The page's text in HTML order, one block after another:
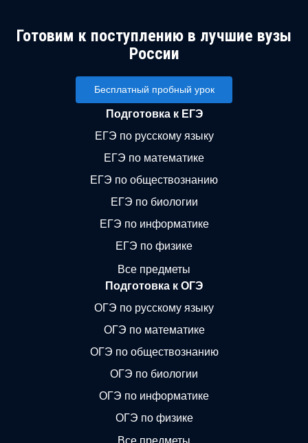
Готовим к поступлению в лучшие вузы
России
Бесплатный пробный урок
Подготовка к ЕГЭ
ЕГЭ по русскому языку
ЕГЭ по математике
ЕГЭ по обществознанию
ЕГЭ по биологии
ЕГЭ по информатике
ЕГЭ по физике
Все предметы
Подготовка к ОГЭ
ОГЭ по русскому языку
ОГЭ по математике
ОГЭ по обществознанию
ОГЭ по биологии
ОГЭ по информатике
ОГЭ по физике
Все предметы